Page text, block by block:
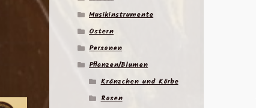
Musikinstrumente
Ostern
Personen
Pflanzen/Blumen
Kränzchen und Körbe
Rosen